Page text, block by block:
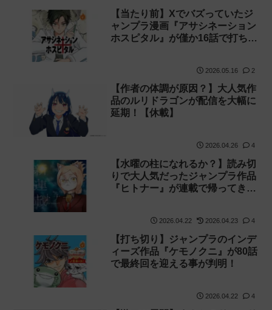
【当たり前】Xでバズっていたジ
ャンプラ漫画『アサシネーション
ホスピタル』が僅か16話で打ち切
2026.05.16 2
【作者の体調が原因？】大人気作
品のルリドラゴンが配信を大幅に
延期！【休載】
2026.04.26 4
【水曜の柱になれるか？】読み切
りで大人気だったジャンプラ作品
『ヒトナー』が連載で帰ってきて
2026.04.22 2026.04.23 4
【打ち切り】ジャンプラのインデ
ィーズ作品『ケモノクニ』が80話
で最終回を迎える事が判明！
2026.04.22 4